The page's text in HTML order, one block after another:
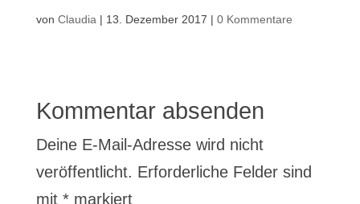
von Claudia | 13. Dezember 2017 | 0 Kommentare
Kommentar absenden
Deine E-Mail-Adresse wird nicht
veröffentlicht. Erforderliche Felder sind
mit *markiert